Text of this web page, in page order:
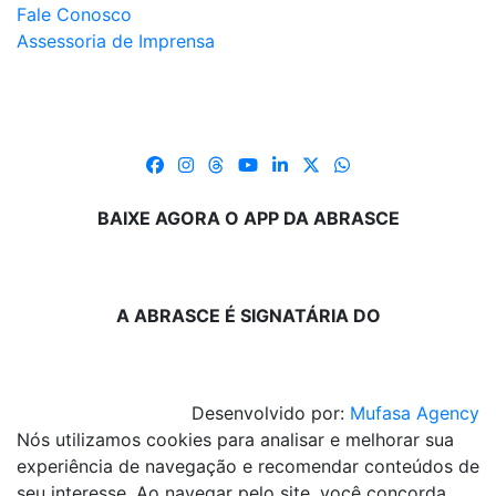
Fale Conosco
Assessoria de Imprensa
BAIXE AGORA O APP DA ABRASCE
A ABRASCE É SIGNATÁRIA DO
Desenvolvido por: Mufasa Agency
Nós utilizamos cookies para analisar e melhorar sua
experiência de navegação e recomendar conteúdos de